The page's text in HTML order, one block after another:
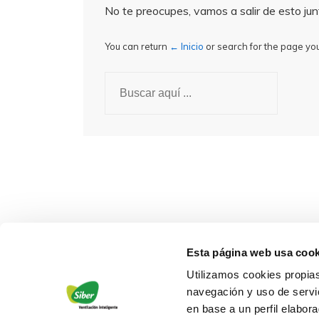
Esta página web usa
Utilizamos cookies
navegación y uso de
en base a un perfil
No te preocupes, vamos a salir de esto
You can return ← Inicio or search for the page
por: